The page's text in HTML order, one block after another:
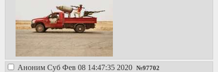
Аноним Суб Фев 08 14:47:35 2020 №97702